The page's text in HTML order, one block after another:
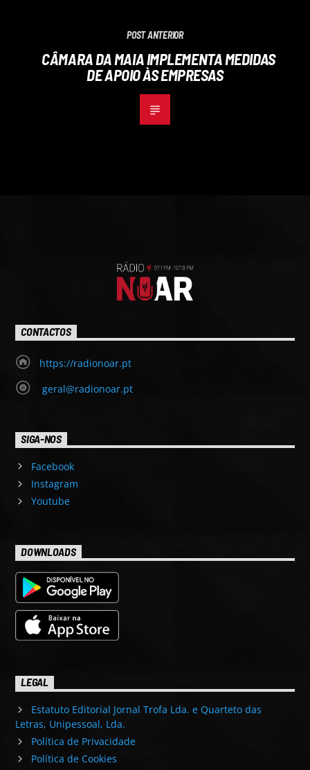
POST ANTERIOR
CÂMARA DA MAIA IMPLEMENTA MEDIDAS
DE APOIO ÀS EMPRESAS
CONTACTOS
https://radionoar.pt
geral@radionoar.pt
SIGA-NOS
Facebook
Instagram
Youtube
DOWNLOADS
LEGAL
Estatuto Editorial Jornal Trofa Lda. e Quarteto das
Letras, Unipessoal, Lda.
Política de Privacidade
Política de Cookies